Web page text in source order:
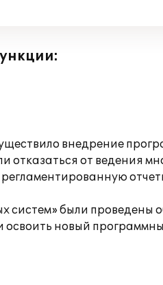
внедрение
отказаться от ведения
были проведены
новый